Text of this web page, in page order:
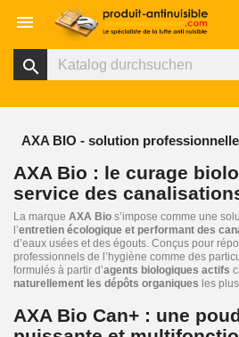

search
AXA BIO - solution
AXA Bio : le curage
service des
La marque AXA Bio s’impose comme une
l’entretien écologique et performant des
d’eaux usées et des égouts. Conçus pour
professionnels de l’hygiène comme des
formulés à partir d’agents biologiques actifs
naturellement les dépôts organiques les
AXA Bio Can+ : une